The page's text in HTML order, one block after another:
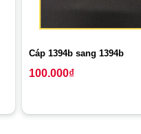
Cáp 1394b sang 1394b
100.000₫